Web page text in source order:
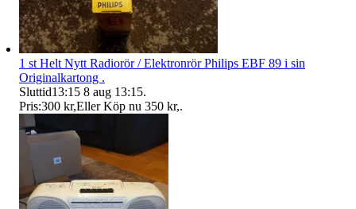
1 st Helt Nytt Radiorör / Elektronrör Philips EBF 89 i sin
Originalkartong .
Sluttid13:15 8 aug 13:15.
Pris:300 kr,Eller Köp nu 350 kr,.